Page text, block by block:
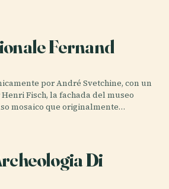
Fernand
por André Svetchine, con un
Fisch, la fachada del museo
mosaico que originalmente…
Di